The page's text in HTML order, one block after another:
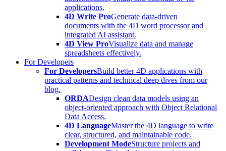
applications.
4D Write ProGenerate data-driven
documents with the 4D word processor and
integrated AI assistant.
4D View ProVisualize data and manage
spreadsheets effectively.
For Developers
For DevelopersBuild better 4D applications with
practical patterns and technical deep dives from our
blog.
ORDADesign clean data models using an
object-oriented approach with Object Relational
Data Access.
4D LanguageMaster the 4D language to write
clear, structured, and maintainable code.
Development ModeStructure projects and